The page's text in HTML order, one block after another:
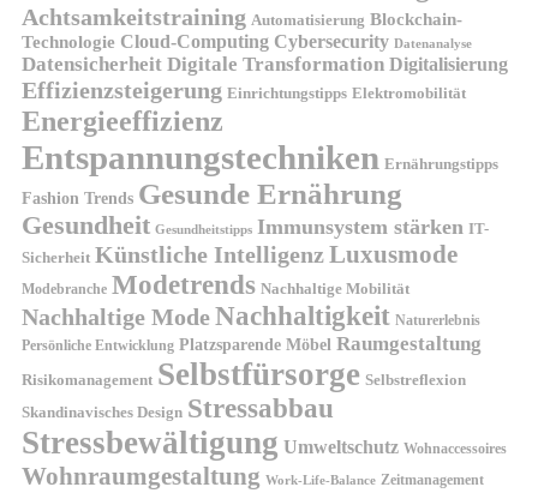
Achtsamkeitstraining Automatisierung Blockchain-
Technologie Cloud-Computing Cybersecurity Datenanalyse
Datensicherheit Digitale Transformation Digitalisierung
Effizienzsteigerung Einrichtungstipps Elektromobilität
Energieeffizienz
Entspannungstechniken Ernährungstipps
Fashion Trends Gesunde Ernährung
Gesundheit Gesundheitstipps Immunsystem stärken IT-
Sicherheit Künstliche IntelligenzLuxusmode
Modebranche Modetrends Nachhaltige Mobilität
Nachhaltige ModeNachhaltigkeit Naturerlebnis
Persönliche Entwicklung Platzsparende Möbel Raumgestaltung
Risikomanagement Selbstfürsorge Selbstreflexion
Skandinavisches Design Stressabbau
Stressbewältigung Umweltschutz Wohnaccessoires
Wohnraumgestaltung Work-Life-Balance Zeitmanagement